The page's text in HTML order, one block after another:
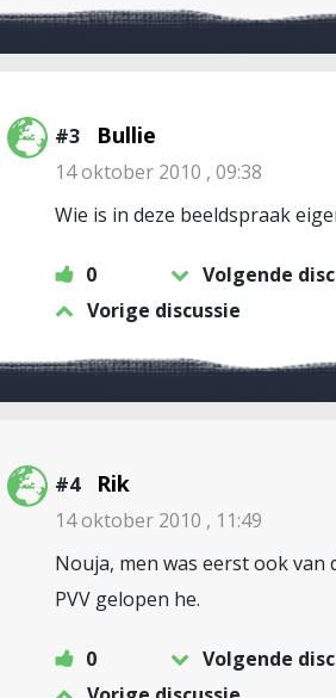
#3 Bullie
14 oktober 2010 , 09:38
Wie is in deze beeldspraak
0
Volgende
Vorige discussie
#4 Rik
14 oktober 2010 , 11:49
Nouja, men was eerst ook van
PVV gelopen he.
0
Volgende